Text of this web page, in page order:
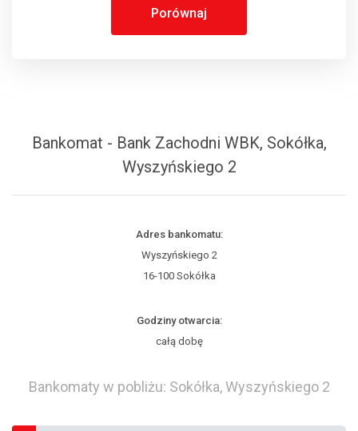
Porównaj
Bankomat - Bank Zachodni WBK, Sokółka,
Wyszyńskiego 2
Adres bankomatu:
Wyszyńskiego 2
16-100 Sokółka
Godziny otwarcia:
całą dobę
Bankomaty w pobliżu: Sokółka, Wyszyńskiego 2